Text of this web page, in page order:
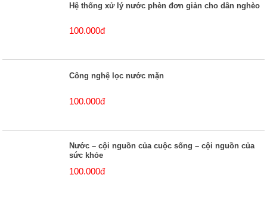
Hệ thống xử lý nước phèn đơn giản cho dân nghèo
100.000đ
Công nghệ lọc nước mặn
100.000đ
Nước – cội nguồn của cuộc sống – cội nguồn của
sức khỏe
100.000đ